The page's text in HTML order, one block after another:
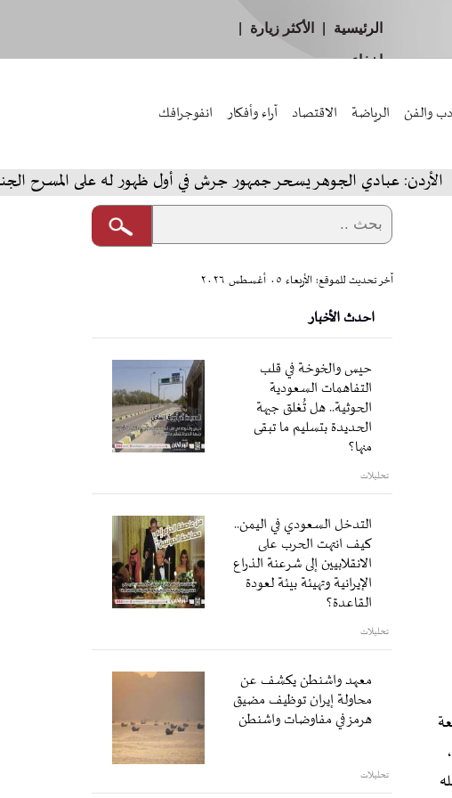
الرئيسية الأكثر زيارة
إخفاء